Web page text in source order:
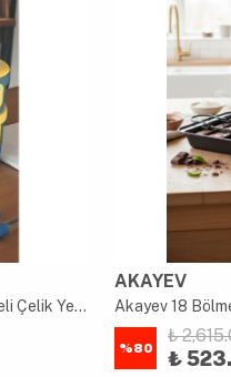
Akayev 1650ml İki Katlı 4 Bölmeli Çelik Yemek Kabı Mavi
AKAYEV
Akayev 18
%80
₺
₺